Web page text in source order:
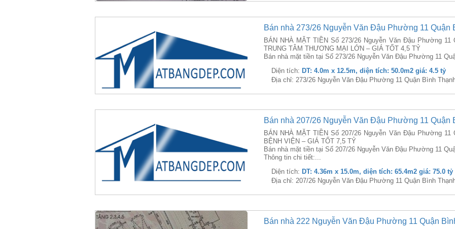
Bán nhà 273/26 Nguyễn Văn Đậu Phường 11 Quận
BÁN NHÀ MẶT TIỀN Số 273/26 Nguyễn Văn Đậu Phường
TRUNG TÂM THƯƠNG MẠI LỚN – GIÁ TỐT 4,5 TỶ
Bán nhà mặt tiền tại Số 273/26 Nguyễn Văn Đậu Phường 11
Diện tích: DT: 4.0m x 12.5m, diện tích: 50.0m2 giá: 4.5 tỷ
Địa chỉ: 273/26 Nguyễn Văn Đậu Phường 11 Quận Bình
Bán nhà 207/26 Nguyễn Văn Đậu Phường 11 Quận
BÁN NHÀ MẶT TIỀN Số 207/26 Nguyễn Văn Đậu Phường
BỆNH VIỆN – GIÁ TỐT 7,5 TỶ
Bán nhà mặt tiền tại Số 207/26 Nguyễn Văn Đậu Phường 11
Thông tin chi tiết:...
Diện tích: DT: 4.36m x 15.0m, diện tích: 65.4m2 giá: 75.0 tỷ
Địa chỉ: 207/26 Nguyễn Văn Đậu Phường 11 Quận Bình
Bán nhà 222 Nguyễn Văn Đậu Phường 11 Quận